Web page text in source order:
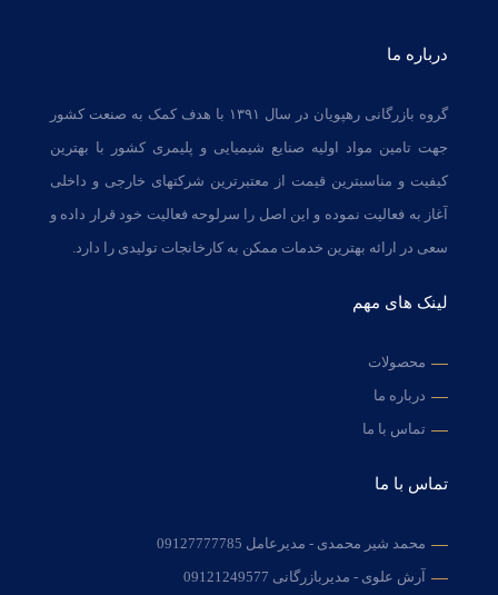
درباره ما
گروه بازرگانی رهپویان در سال ۱۳۹۱ با هدف کمک به صنعت کشور
جهت تامین مواد اولیه صنایع شیمیایی و پلیمری کشور با بهترین
کیفیت و مناسبترین قیمت از معتبرترین شرکتهای خارجی و داخلی
آغاز به فعالیت نموده و این اصل را سرلوحه فعالیت خود قرار داده و
سعی در ارائه بهترین خدمات ممکن به کارخانجات تولیدی را دارد.
لینک های مهم
محصولات
درباره ما
تماس با ما
تماس با ما
محمد شیر محمدی - مدیرعامل 09127777785
آرش علوی - مدیربازرگانی 09121249577